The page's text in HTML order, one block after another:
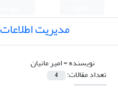
مدیریت اطلاعات
نویسنده =امیر مانیان
تعداد مقالات:
4